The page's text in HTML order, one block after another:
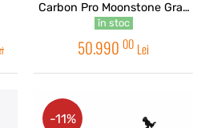
Carbon Pro Moonstone Gray
2026
în stoc
50.990 00 Lei
-11%